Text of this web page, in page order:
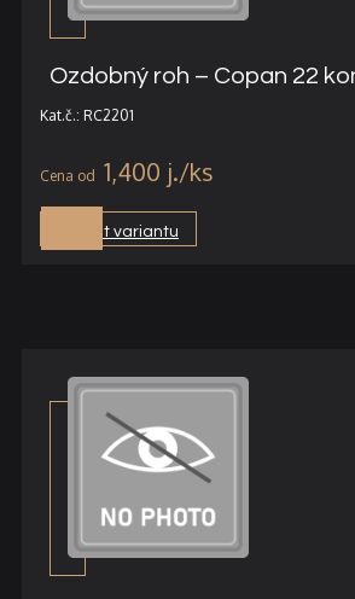
Ozdobný roh – Copan 22
Kat.č.: RC2201
1,400 j.
Vybrat variantu